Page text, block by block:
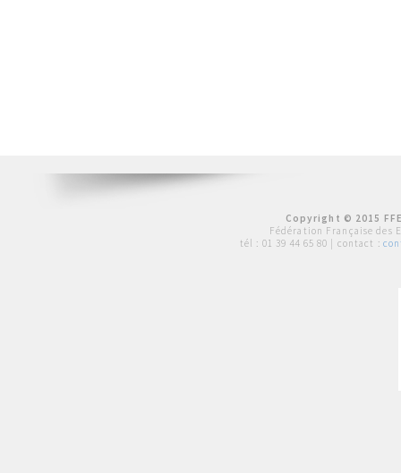
Copyright © 2015
Fédération Française des
tél : 01 39 44 65 80 | contact :